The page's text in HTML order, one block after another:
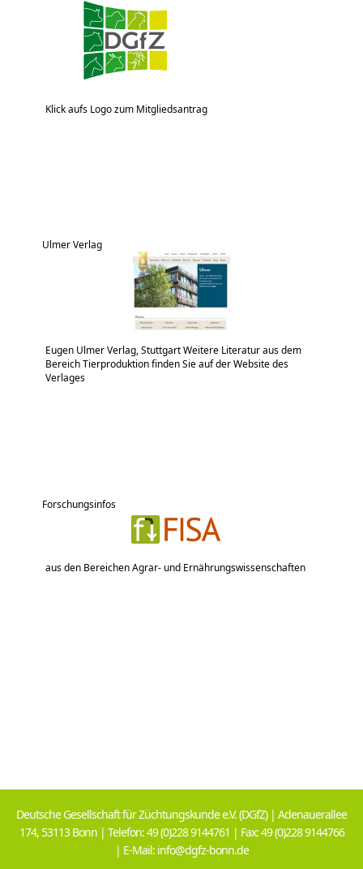
Klick aufs Logo zum Mitgliedsantrag
Ulmer Verlag
Eugen Ulmer Verlag, Stuttgart Weitere Literatur aus dem
Bereich Tierproduktion finden Sie auf der Website des
Verlages
Forschungsinfos
aus den Bereichen Agrar- und Ernährungswissenschaften
Deutsche Gesellschaft für Züchtungskunde e.V. (DGfZ) | Adenauerallee
174, 53113 Bonn | Telefon: 49 (0)228 9144761 | Fax: 49 (0)228 9144766
| E-Mail: info@dgfz-bonn.de